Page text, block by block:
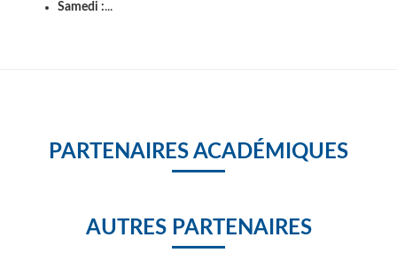
Samedi :...
PARTENAIRES ACADÉMIQUES
AUTRES PARTENAIRES